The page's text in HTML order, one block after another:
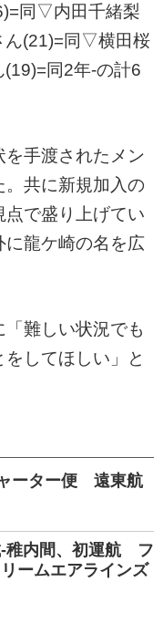
同▽内田千緒梨
ん(21)=同▽横田桜
同2年-の計6
手渡されたメン
。共に新規加入の
で盛り上げてい
に龍ケ崎の名を広
難しい状況でも
してほしい」と
ーター便 遠東航
稚内間、初運航 フ
ームエアラインズ